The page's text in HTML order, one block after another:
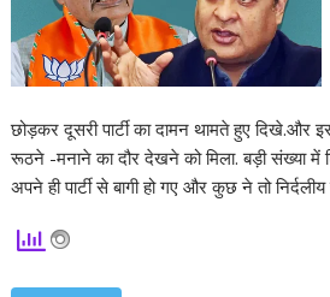
छोड़कर दूसरी पार्टी का दामन थामते हुए
रूठने -मनाने का दौर देखने को मिला. बड़ी संख्या में
अपने ही पार्टी से बागी हो गए और कुछ ने तो